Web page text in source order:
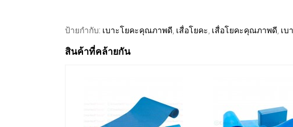
ป้ายกำกับ: เบาะโยคะคุณภาพดี เสื่อโยคะ เสื่อโยคะคุณภาพดี เบ
สินค้าที่คล้ายกัน